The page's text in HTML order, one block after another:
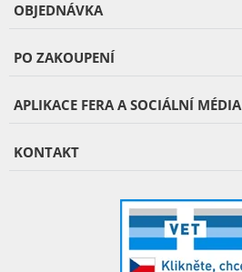
OBJEDNÁVKA
PO ZAKOUPENÍ
APLIKACE FERA A SOCIÁLNÍ MÉDIA
KONTAKT